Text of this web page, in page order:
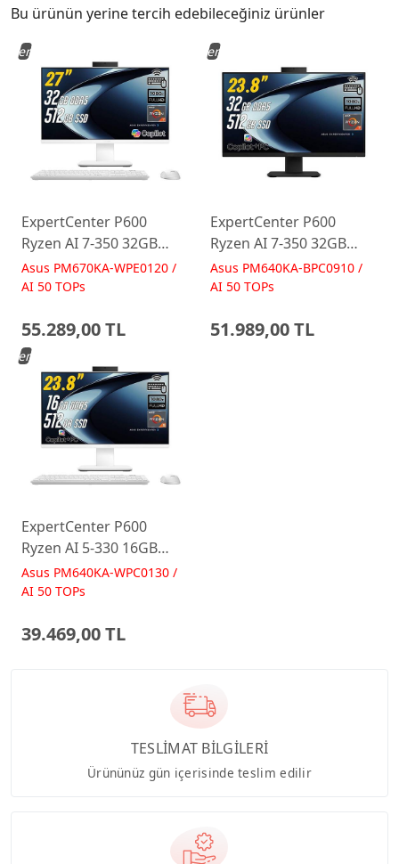
Bu ürünün yerine tercih edebileceğiniz ürünler
ExpertCenter P600
Ryzen AI 7-350 32GB
512GB 27 FreeDos Beyaz
AI-Powered AIO
Asus PM670KA-WPE0120 /
AI 50 TOPs
55.289,00 TL
Yeni
ExpertCenter P600
Ryzen AI 7-350 32GB
512GB 23.8 FreeDos
Siyah AI-Powered AIO
Asus PM640KA-BPC0910 /
AI 50 TOPs
51.989,00 TL
Yeni
ExpertCenter P600
Ryzen AI 5-330 16GB
512GB 23.8 FreeDos
Beyaz AI-Powered AIO
Asus PM640KA-WPC0130 /
AI 50 TOPs
39.469,00 TL
Yeni
TESLİMAT BİLGİLERİ
Ürününüz gün içerisinde teslim edilir